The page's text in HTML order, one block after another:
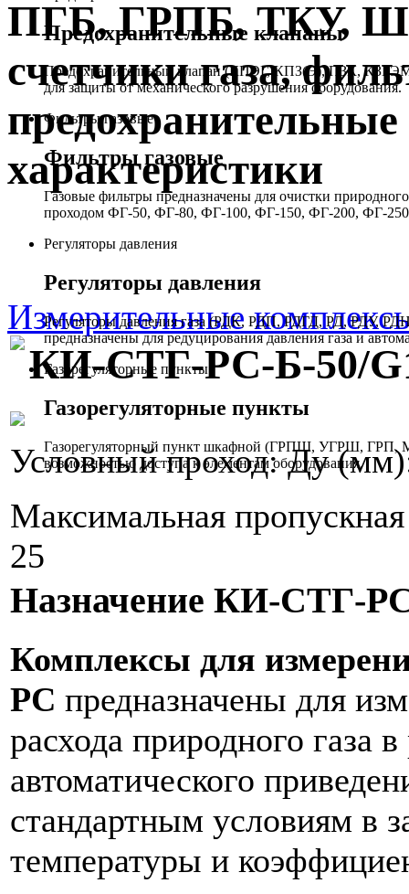
Предохранительные клапаны
Предохранительный клапан (КПЭГ, КПЗ(Э), ПЗК,
для защиты от механического разрушения оборудования.
Фильтры газовые
Фильтры газовые
Газовые фильтры предназначены для очистки
проходом ФГ-50, ФГ-80, ФГ-100, ФГ-150, ФГ-200, ФГ-
Регуляторы давления
Регуляторы давления
Регуляторы давления газа (РДК, РДП, РДГД, РД, РДУ,
предназначены для редуцирования давления газа и
Газорегуляторные пункты
Газорегуляторные пункты
Газорегуляторный пункт шкафной (ГРПШ, УГРШ, ГРП,
возможностью доступа к элементам оборудования.
ПГБ, ГРПБ, ТКУ,
счетчики газа,
характеристики
Измерительные
КИ-СТГ-РС-Б-50/
Условный проход: Ду
Максимальная
25
Назначение КИ-СТГ-
Комплексы для
РС предназначены для
расхода природного газа
автоматического
стандартным условиям в
температуры и